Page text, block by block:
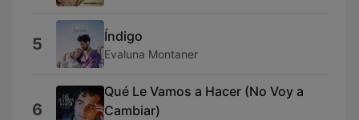
5 Índigo
Evaluna Montaner
6
Qué Le Vamos a Hacer (No Voy a
Cambiar)